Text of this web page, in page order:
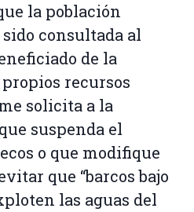
la población
consultada al
de la
recursos
solicita a la
suspenda el
o que modifique
que “barcos bajo
las aguas del